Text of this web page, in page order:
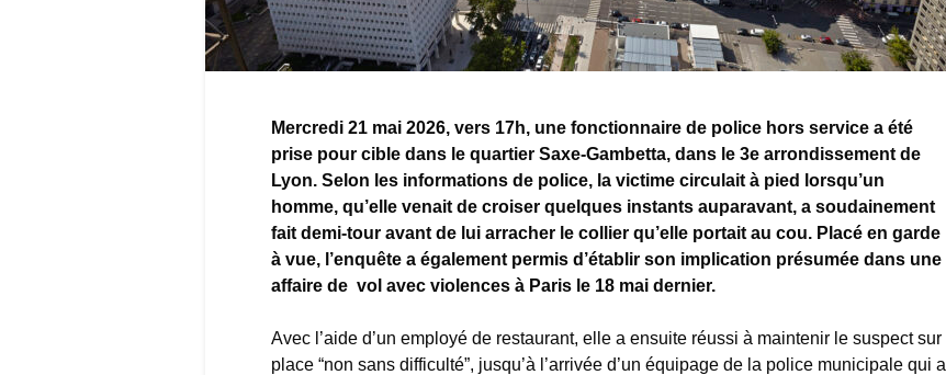
Mercredi 21 mai 2026, vers 17h, une fonctionnaire de police hors service a été
prise pour cible dans le quartier Saxe-Gambetta, dans le 3e arrondissement de
Lyon. Selon les informations de police, la victime circulait à pied lorsqu’un
homme, qu’elle venait de croiser quelques instants auparavant, a soudainement
fait demi-tour avant de lui arracher le collier qu’elle portait au cou. Placé en garde
à vue, l’enquête a également permis d’établir son implication présumée dans une
affaire de vol avec violences à Paris le 18 mai dernier.
Avec l’aide d’un employé de restaurant, elle a ensuite réussi à maintenir le suspect sur
place “non sans difficulté”, jusqu’à l’arrivée d’un équipage de la police municipale qui a